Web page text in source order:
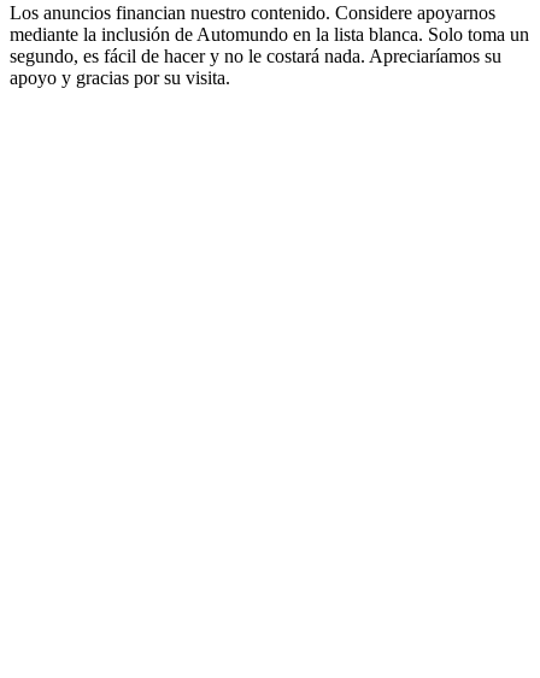
Los anuncios financian nuestro contenido. Considere apoyarnos
mediante la inclusión de Automundo en la lista blanca. Solo toma un
segundo, es fácil de hacer y no le costará nada. Apreciaríamos su
apoyo y gracias por su visita.